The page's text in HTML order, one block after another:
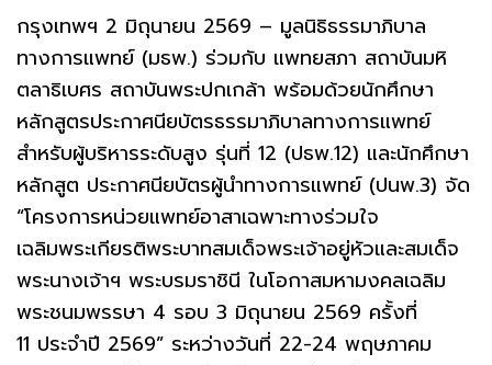
กรุงเทพฯ 2 มิถุนายน 2569 – มูลนิธิธรรมาภิบาล
ทางการแพทย์ (มธพ.) ร่วมกับ แพทยสภา สถาบันมหิ
ตลาธิเบศร สถาบันพระปกเกล้า พร้อมด้วยนักศึกษา
หลักสูตรประกาศนียบัตรธรรมาภิบาลทางการแพทย์
สำหรับผู้บริหารระดับสูง รุ่นที่ 12 (ปธพ.12) และนักศึกษา
หลักสูต ประกาศนียบัตรผู้นำทางการแพทย์ (ปนพ.3) จัด
“โครงการหน่วยแพทย์อาสาเฉพาะทางร่วมใจ
เฉลิมพระเกียรติพระบาทสมเด็จพระเจ้าอยู่หัวและสมเด็จ
พระนางเจ้าฯ พระบรมราชินี ในโอกาสมหามงคลเฉลิม
พระชนมพรรษา 4 รอบ 3 มิถุนายน 2569 ครั้งที่
11 ประจำปี 2569” ระหว่างวันที่ 22-24 พฤษภาคม